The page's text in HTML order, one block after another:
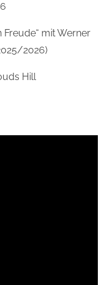
mit Werner
2026)
Hill